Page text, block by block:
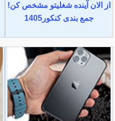
از الان آینده شغلیتو مشخص کن!
جمع بندی کنکور1405